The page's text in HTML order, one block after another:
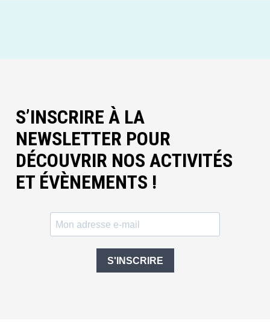
S’INSCRIRE À LA
NEWSLETTER POUR
DÉCOUVRIR NOS ACTIVITÉS
ET ÉVÈNEMENTS !
S'INSCRIRE